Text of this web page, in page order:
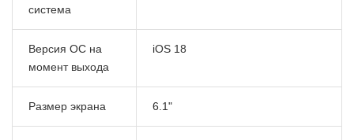
система
Версия ОС на
момент выхода
iOS 18
Размер экрана 6.1"